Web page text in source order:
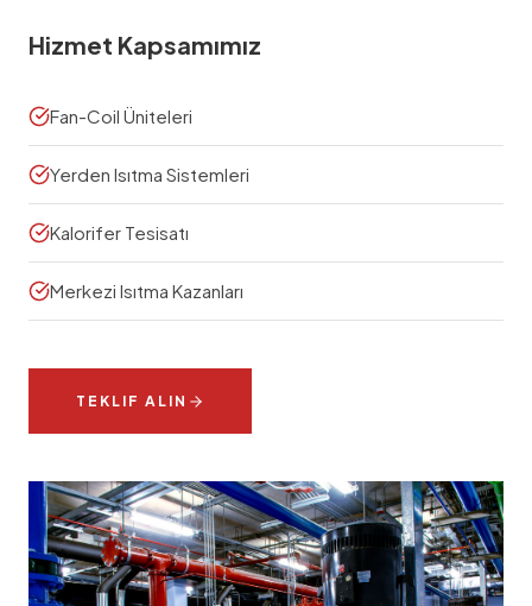
Hizmet Kapsamımız
Fan-Coil Üniteleri
Yerden Isıtma Sistemleri
Kalorifer Tesisatı
Merkezi Isıtma Kazanları
TEKLIF ALIN